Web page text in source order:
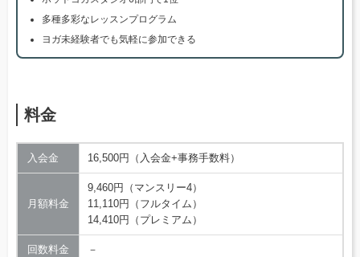
多種多彩なレッスンプログラム
ヨガ未経験者でも気軽に参加できる
料金
入会金 16,500円（入会金+事務手数料）
月額料金
9,460円（マンスリー4）
11,110円（フルタイム）
14,410円（プレミアム）
回数料金 －